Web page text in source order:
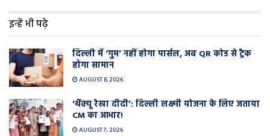
इन्हें भी पढ़े
दिल्ली में ‘गुम’ नहीं होगा पार्सल, अब QR कोड से ट्रैक
होगा सामान
AUGUST 8, 2026
‘थैंक्यू रेखा दीदी’: दिल्ली लक्ष्मी योजना के लिए जताया
CM का आभार!
AUGUST 7, 2026